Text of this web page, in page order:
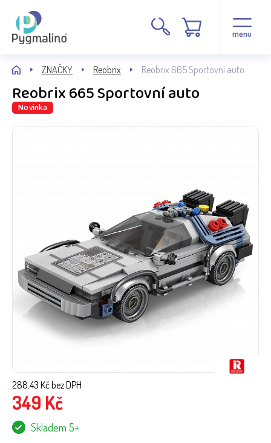
menu
ZNAČKY Reobrix Reobrix 665 Sportovní auto
Reobrix 665 Sportovní auto
Novinka
288.43 Kč bez DPH
349 Kč
Skladem 5+